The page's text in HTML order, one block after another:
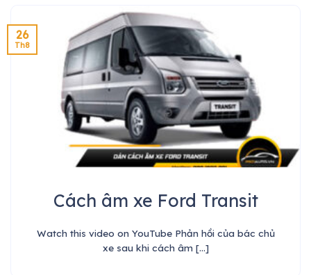
Cách âm xe Ford Transit
Watch this video on YouTube Phản hồi của bác chủ
xe sau khi cách âm [...]
26
Th8